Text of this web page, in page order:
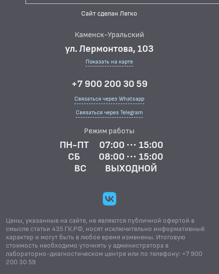
Сайт сделан Легко
Каменск-Уральский
ул. Лермонтова, 103
Показать на карте
+7 900 200 30 59
Связаться через Whatsapp
Связаться через Telegram
Режим работы
ПН-ПТ
07:00 ··· 15:00
СБ
08:00 ··· 15:00
ВС
ВЫХОДНОЙ
Цены, указанные на сайте, не являются публичной офертой в
смысле статьи 435 ГК.РФ, носят исключительно информативный
характер и могут быть в любое время изменены. Итоговую
стоимость необходимо уточнять у администратора в
лабораторно-диагностическом центре или по телефону: +7 900
200 30 59